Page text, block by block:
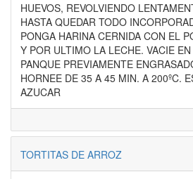
HUEVOS, REVOLVIENDO
HASTA QUEDAR TODO
PONGA HARINA CERNIDA CON EL
Y POR ULTIMO LA LECHE. VACIE
PANQUE PREVIAMENTE
HORNEE DE 35 A 45 MIN. A 200ºC.
AZUCAR
TORTITAS DE ARROZ